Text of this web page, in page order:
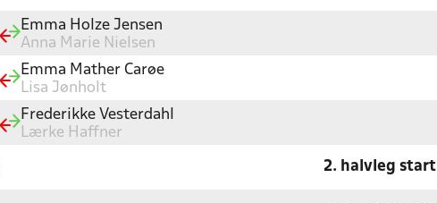
Emma Holze Jensen
Anna Marie Nielsen
Emma Mather Carøe
Lisa Jønholt
Frederikke Vesterdahl
Lærke Haffner
2. halvleg start